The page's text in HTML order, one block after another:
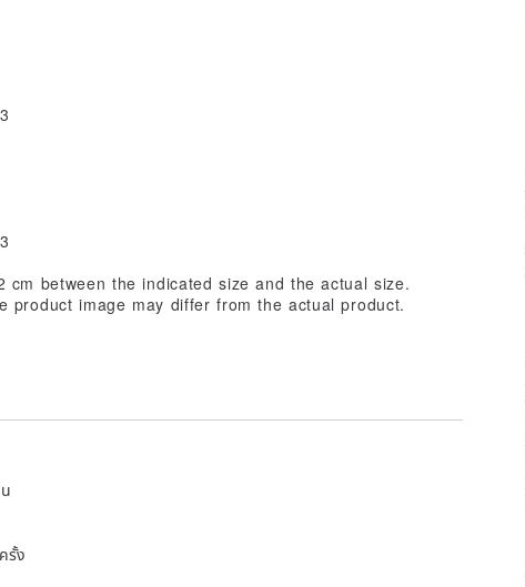
between the indicated size and the actual size.
product image may differ from the actual product.
รั้ง